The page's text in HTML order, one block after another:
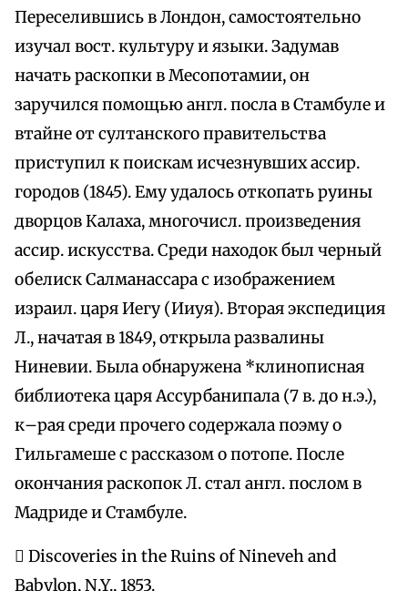
Переселившись в Лондон, самостоятельно
изучал вост. культуру и языки. Задумав
начать раскопки в Месопотамии, он
заручился помощью англ. посла в Стамбуле и
втайне от султанского правительства
приступил к поискам исчезнувших ассир.
городов (1845). Ему удалось откопать руины
дворцов Калаха, многочисл. произведения
ассир. искусства. Среди находок был черный
обелиск Салманассара с изображением
израил. царя Иегу (Ииуя). Вторая экспедиция
Л., начатая в 1849, открыла развалины
Ниневии. Была обнаружена *клинописная
библиотека царя Ассурбанипала (7 в. до н.э.),
к–рая среди прочего содержала поэму о
Гильгамеше с рассказом о потопе. После
окончания раскопок Л. стал англ. послом в
Мадриде и Стамбуле.
 Discoveries in the Ruins of Nineveh and
Babylon, N.Y., 1853.